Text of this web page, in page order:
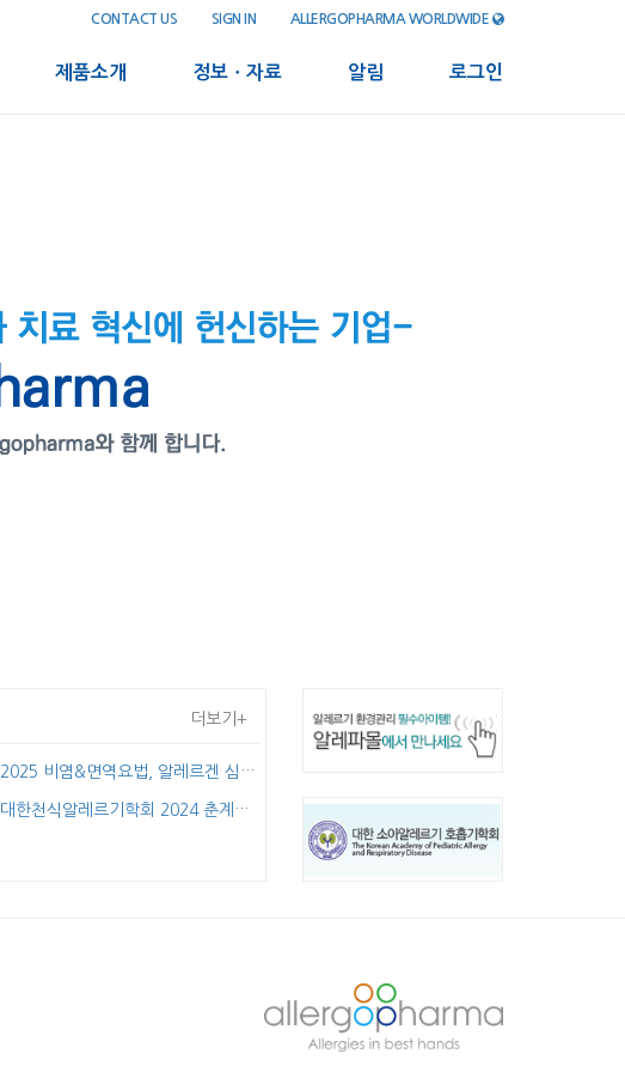
CONTACT US SIGN IN ALLERGOPHARMA WORLDWIDE
제품소개 정보ㆍ자료 알림 로그인
더보기+
2025 비염&면역요법, 알레르겐 심포지엄
대한천식알레르기학회 2024 춘계학술대회